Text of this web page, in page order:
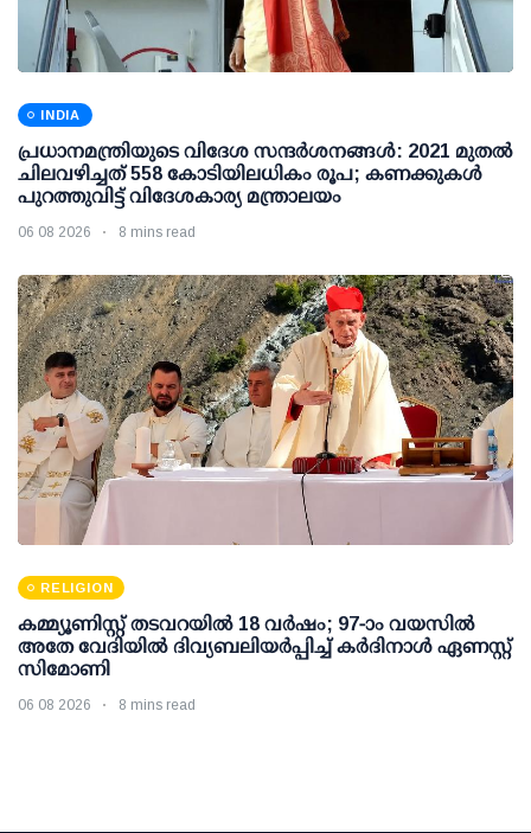
INDIA
പ്രധാനമന്ത്രിയുടെ വിദേശ സന്ദർശനങ്ങൾ: 2021 മുതൽ
ചിലവഴിച്ചത് 558 കോടിയിലധികം രൂപ; കണക്കുകൾ
പുറത്തുവിട്ട് വിദേശകാര്യ മന്ത്രാലയം
06 08 2026 8 mins read
RELIGION
കമ്മ്യൂണിസ്റ്റ് തടവറയില്‍ 18 വര്‍ഷം; 97-ാം വയസില്‍
അതേ വേദിയില്‍ ദിവ്യബലിയര്‍പ്പിച്ച് കര്‍ദിനാള്‍ ഏണസ്റ്റ്
സിമോണി
06 08 2026 8 mins read